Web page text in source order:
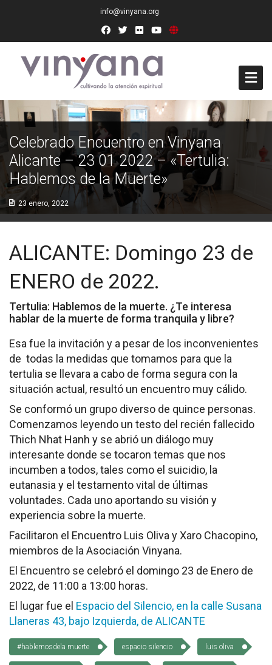
info@vinyana.org
Acceso
Conócenos
Socios Fundadores
Junta Directiva
Docentes
Socios de Número
Socios Colaboradores
Colaboramos con
Formaciones
Nuestra propuesta de formación
Realizadas
Acompañamiento
Noticias
Vídeos
Contacto
Celebrado Encuentro en Vinyana
Alicante – 23 01 2022 – «Tertulia:
Hablemos de la Muerte»
23 enero, 2022
ALICANTE: Domingo 23 de
ENERO de 2022.
Tertulia: Hablemos de la muerte. ¿Te interesa
hablar de la muerte de forma tranquila y libre?
Esa fue la invitación y a pesar de los inconvenientes
de todas la medidas que tomamos para que la
tertulia se llevara a cabo de forma segura con la
situación actual, resultó un encuentro muy cálido.
Se conformó un grupo diverso de quince personas.
Comenzamos leyendo un testo del recién fallecido
Thich Nhat Hanh y se abrió un diálogo muy
interesante donde se tocaron temas que nos
incumben a todos, tales como el suicidio, la
eutanasia y el testamento vital de últimas
voluntades. Cada uno aportando su visión y
experiencia sobre la muerte.
Facilitaron el Encuentro Luis Oliva y Xaro Chacopino,
miembros de la Asociación Vinyana.
El Encuentro se celebró el domingo 23 de Enero de
2022, de 11:00 a 13:00 horas.
El lugar fue el Espacio del Silencio, en la calle Susana
Llaneras 43, bajo Izquierda, de ALICANTE
#hablemosdela muerte espacio silencio luis oliva